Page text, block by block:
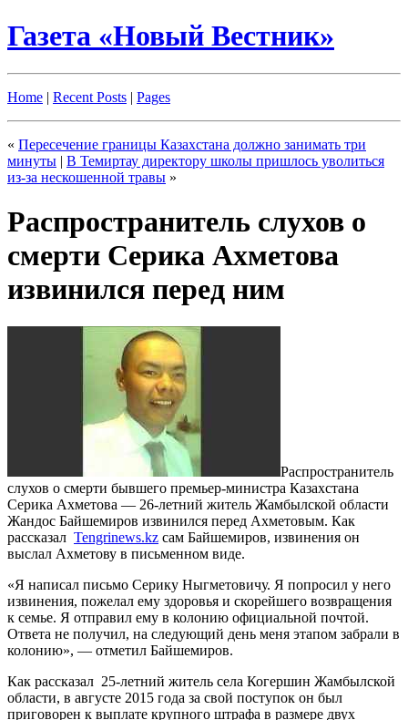
Газета «Новый Вестник»
Home | Recent Posts | Pages
« Пересечение границы Казахстана должно занимать три
минуты | В Темиртау директору школы пришлось уволиться
из-за нескошенной травы »
Распространитель слухов о
смерти Серика Ахметова
извинился перед ним
Распространитель
слухов о смерти бывшего премьер-министра Казахстана
Серика Ахметова — 26-летний житель Жамбылской области
Жандос Байшемиров извинился перед Ахметовым. Как
рассказал Tengrinews.kz сам Байшемиров, извинения он
выслал Ахметову в письменном виде.
«Я написал письмо Серику Ныгметовичу. Я попросил у него
извинения, пожелал ему здоровья и скорейшего возвращения
к семье. Я отправил ему в колонию официальной почтой.
Ответа не получил, на следующий день меня этапом забрали в
колонию», — отметил Байшемиров.
Как рассказал 25-летний житель села Когершин Жамбылской
области, в августе 2015 года за свой поступок он был
приговорен к выплате крупного штрафа в размере двух